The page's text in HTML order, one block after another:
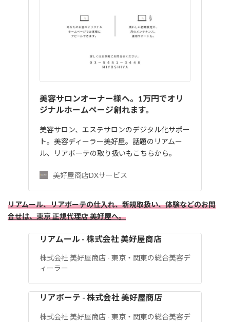
美容サロンオーナー様へ。1万円でオリ
ジナルホームページ創れます。
美容サロン、エステサロンのデジタル化サポー
ト。美容ディーラー美好屋。話題のリアムー
ル、リアボーテの取り扱いもこちらから。
美好屋商店DXサービス
リアムール、リアボーテの仕入れ、新規取扱い、体験などのお問
合せは、東京 正規代理店 美好屋へ。
リアムール - 株式会社 美好屋商店
株式会社 美好屋商店 - 東京・関東の総合美容デ
ィーラー
リアボーテ - 株式会社 美好屋商店
株式会社 美好屋商店 - 東京・関東の総合美容デ